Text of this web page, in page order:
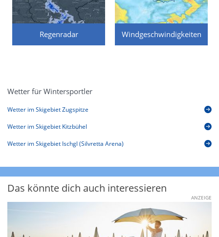
Regenradar Windgeschwindigkeiten
Wetter für Wintersportler
Wetter im Skigebiet Zugspitze
Wetter im Skigebiet Kitzbühel
Wetter im Skigebiet Ischgl (Silvretta Arena)
Das könnte dich auch interessieren
ANZEIGE